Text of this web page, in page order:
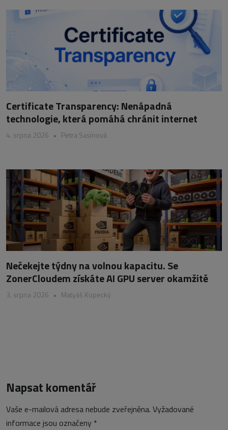
Certificate Transparency: Nenápadná
technologie, která pomáhá chránit internet
4. srpna 2026 • Petra Sasínová
Nečekejte týdny na volnou kapacitu. Se
ZonerCloudem získáte AI GPU server okamžitě
3. srpna 2026 • Matyáš Kopecký
Napsat komentář
Vaše e-mailová adresa nebude zveřejněna. Vyžadované
informace jsou označeny *